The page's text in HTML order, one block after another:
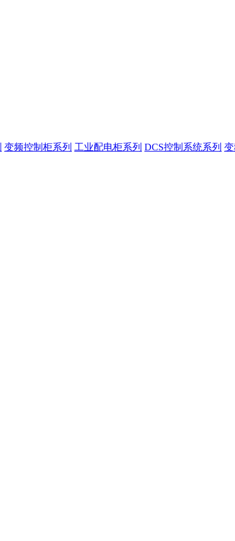
变频控制柜系列 工业配电柜系列 DCS控制系统系列